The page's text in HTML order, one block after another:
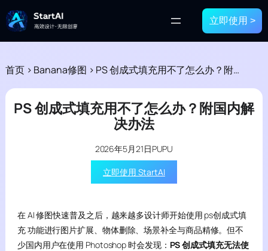
立即使用 >
首页 > Banana修图 > PS 创成式填充用不了怎么办？附国内解决办法
PS 创成式填充用不了怎么办？附国内解
决办法
2026年5月21日PUPU
立即使用 StartAI
在 AI 修图快速普及之后，越来越多设计师开始使用 ps创成式填
充 功能进行图片扩展、物体删除、场景补全与商品精修。但不
少国内用户在使用 Photoshop 时会发现： PS 创成式填充无法使